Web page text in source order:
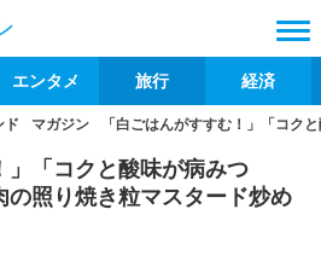
エンタメ 旅行 経済
ド マガジン 「白ごはんがすすむ！」「コク
」「コクと酸味が病みつ
の照り焼き粒マスタード炒め